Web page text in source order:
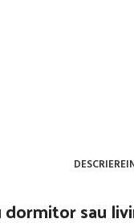
DESCRIERE
sau